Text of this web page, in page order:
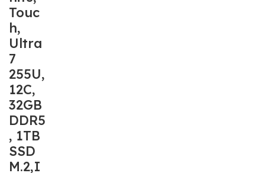
Touc
h,
Ultra
7
255U,
12C,
32GB
DDR5
, 1TB
SSD
M.2,I